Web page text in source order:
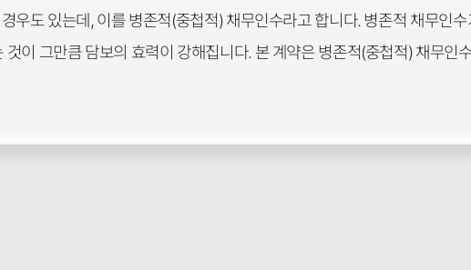
우도 있는데, 이를 병존적(중첩적) 채무인수라고 합니다. 병존적 채무인수
이 그만큼 담보의 효력이 강해집니다. 본 계약은 병존적(중첩적) 채무인